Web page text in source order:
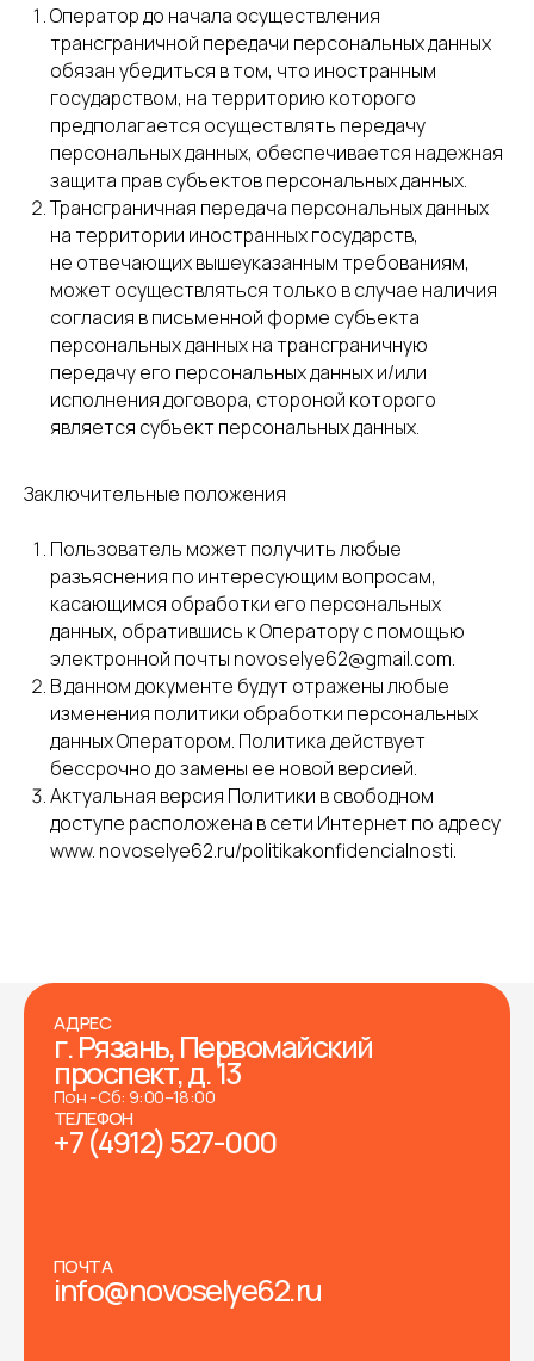
Оператор до начала осуществления
трансграничной передачи персональных данных
обязан убедиться в том, что иностранным
государством, на территорию которого
предполагается осуществлять передачу
персональных данных, обеспечивается надежная
защита прав субъектов персональных данных.
Трансграничная передача персональных данных
на территории иностранных государств,
не отвечающих вышеуказанным требованиям,
может осуществляться только в случае наличия
согласия в письменной форме субъекта
персональных данных на трансграничную
передачу его персональных данных и/или
исполнения договора, стороной которого
является субъект персональных данных.
Заключительные положения
Пользователь может получить любые
разъяснения по интересующим вопросам,
касающимся обработки его персональных
данных, обратившись к Оператору с помощью
электронной почты novoselye62@gmail.com.
В данном документе будут отражены любые
изменения политики обработки персональных
данных Оператором. Политика действует
бессрочно до замены ее новой версией.
Актуальная версия Политики в свободном
доступе расположена в сети Интернет по адресу
www. novoselye62.ru/politikakonfidencialnosti.
АДРЕС
г. Рязань, Первомайский
проспект, д. 13
Пон - Сб: 9:00–18:00
ТЕЛЕФОН
+7 (4912) 527-000
ПОЧТА
info@novoselye62.ru